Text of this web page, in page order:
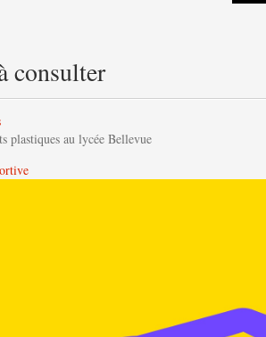
consulter
plastiques au lycée Bellevue